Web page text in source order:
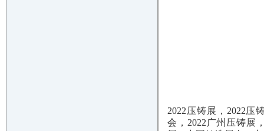
2022压铸展，2022压
会，2022广州压铸展